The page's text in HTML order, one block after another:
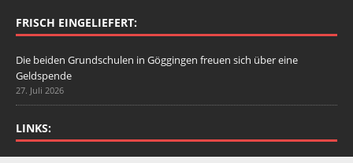
FRISCH EINGELIEFERT:
Die beiden Grundschulen in Göggingen freuen sich über eine
Geldspende
27. Juli 2026
LINKS: